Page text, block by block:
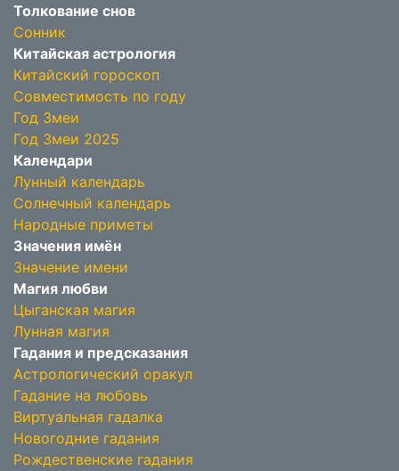
Толкование снов
Сонник
Китайская астрология
Китайский гороскоп
Совместимость по году
Год Змеи
Год Змеи 2025
Календари
Лунный календарь
Солнечный календарь
Народные приметы
Значения имён
Значение имени
Магия любви
Цыганская магия
Лунная магия
Гадания и предсказания
Астрологический оракул
Гадание на любовь
Виртуальная гадалка
Новогодние гадания
Рождественские гадания